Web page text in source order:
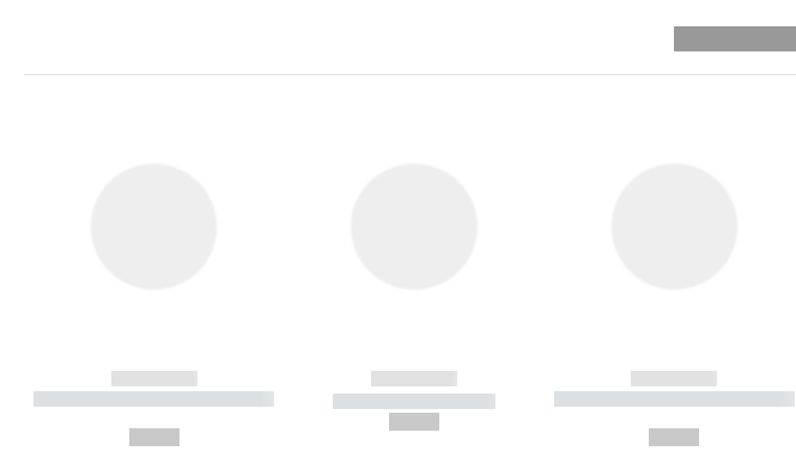
------------
----------- ----------- ----------
------------
----------- -----------
------------
----------- ----------- ----------